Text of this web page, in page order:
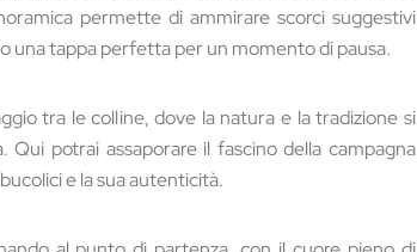
permette di ammirare scorci suggestivi
una tappa perfetta per un momento di pausa.
tra le colline, dove la natura e la tradizione si
Qui potrai assaporare il fascino della campagna
e la sua autenticità.